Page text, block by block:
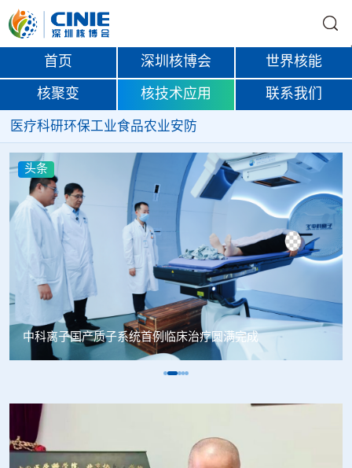
首页 深圳核博会 世界核能
核聚变 核技术应用 联系我们
医疗科研环保工业食品农业安防
头条
韩国忠清北道上半年农水产品放射性检测结果达标